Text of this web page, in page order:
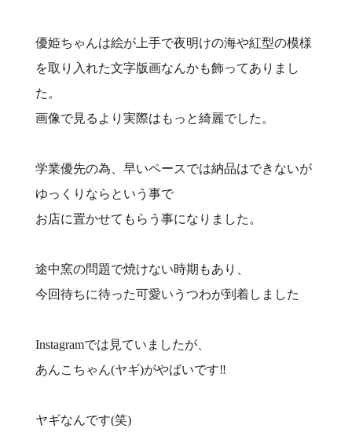
優姫ちゃんは絵が上手で夜明けの海や紅型の模様
を取り入れた文字版画なんかも飾ってありまし
た。
画像で見るより実際はもっと綺麗でした。
学業優先の為、早いペースでは納品はできないが
ゆっくりならという事で
お店に置かせてもらう事になりました。
途中窯の問題で焼けない時期もあり、
今回待ちに待った可愛いうつわが到着しました
Instagramでは見ていましたが、
あんこちゃん(ヤギ)がやばいです‼️
ヤギなんです(笑)